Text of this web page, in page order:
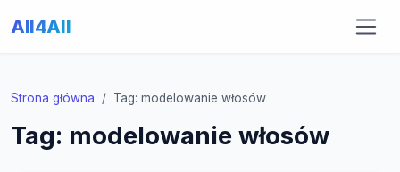
All4All
Strona główna Tag: modelowanie włosów
Tag: modelowanie włosów